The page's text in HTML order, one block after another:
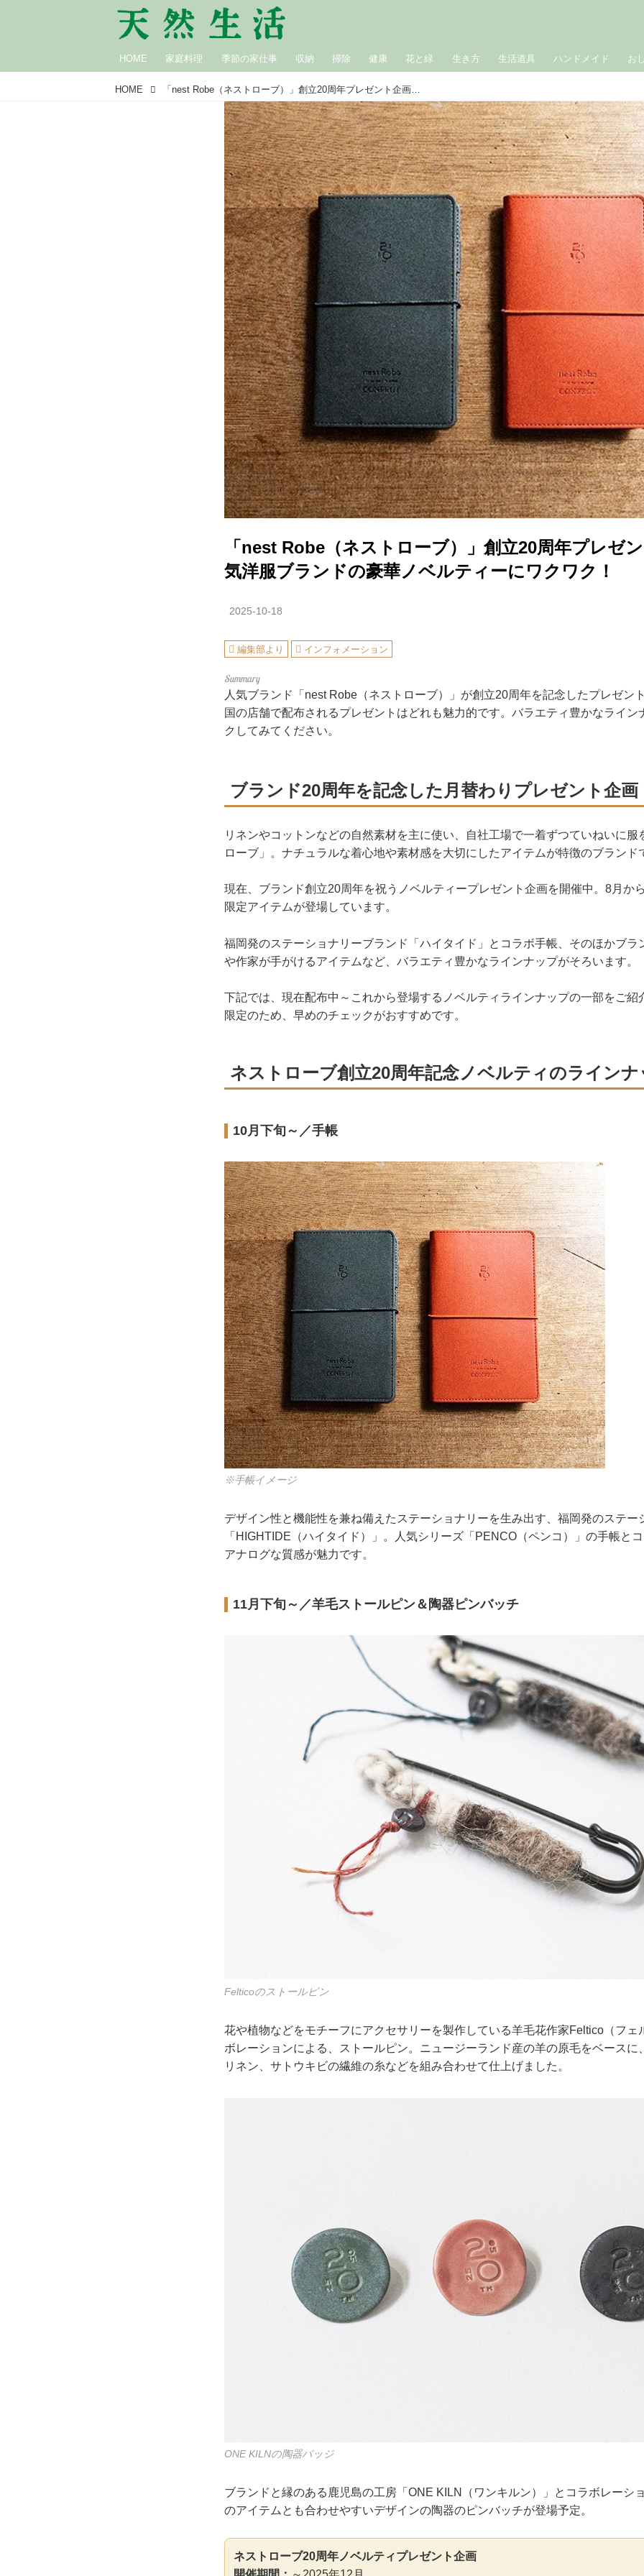
HOME 家庭料理 季節の家仕事 収納 掃除 健康 花と緑 生き方 生活道具 ハンドメイド お
HOME 「nest Robe（ネストローブ）」創立20周年プレゼント企画。人気洋服ブランドの豪華ノベルティーにワクワク！
「nest Robe（ネストローブ）」創立20周年プレゼ
気洋服ブランドの豪華ノベルティーにワクワク！
2025-10-18
編集部より インフォメーション
人気ブランド「nest Robe（ネストローブ）」が創立20周年を記念したプレゼン
国の店舗で配布されるプレゼントはどれも魅力的です。バラエティ豊かなライン
クしてみてください。
ブランド20周年を記念した月替わりプレゼント企画
リネンやコットンなどの自然素材を主に使い、自社工場で一着ずつていねいに服
ローブ」。ナチュラルな着心地や素材感を大切にしたアイテムが特徴のブランド
現在、ブランド創立20周年を祝うノベルティープレゼント企画を開催中。8月か
限定アイテムが登場しています。
福岡発のステーショナリーブランド「ハイタイド」とコラボ手帳、そのほかブラ
や作家が手がけるアイテムなど、バラエティ豊かなラインナップがそろいます。
下記では、現在配布中～これから登場するノベルティラインナップの一部をご紹
限定のため、早めのチェックがおすすめです。
ネストローブ創立20周年記念ノベルティのラインナ
10月下旬～／手帳
※手帳イメージ
デザイン性と機能性を兼ね備えたステーショナリーを生み出す、福岡発のステー
「HIGHTIDE（ハイタイド）」。人気シリーズ「PENCO（ペンコ）」の手帳とコ
アナログな質感が魅力です。
11月下旬～／羊毛ストールピン＆陶器ピンバッチ
Felticoのストールピン
花や植物などをモチーフにアクセサリーを製作している羊毛花作家Feltico（フェ
ボレーションによる、ストールピン。ニュージーランド産の羊の原毛をベースに
リネン、サトウキビの繊維の糸などを組み合わせて仕上げました。
ONE KILNの陶器バッジ
ブランドと縁のある鹿児島の工房「ONE KILN（ワンキルン）」とコラボレーシ
のアイテムとも合わせやすいデザインの陶器のピンバッチが登場予定。
ネストローブ20周年ノベルティプレゼント企画